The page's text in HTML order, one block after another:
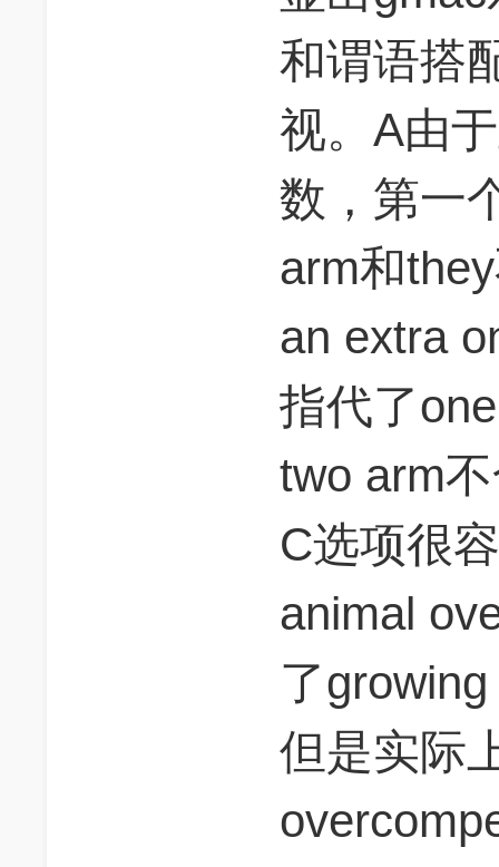
和谓语搭
视。A由
数，第一
arm和
an extra
指代了
two arm
C选项很
animal
了
但是实际